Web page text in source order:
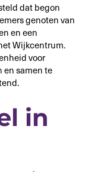
dat begon
genoten van
en een
Wijkcentrum.
voor
en samen te
in